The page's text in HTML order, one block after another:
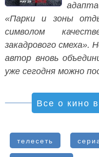
«Парки и зоны
символом
закадрового
автор вновь
уже сегодня можно
Все о кино
телесеть